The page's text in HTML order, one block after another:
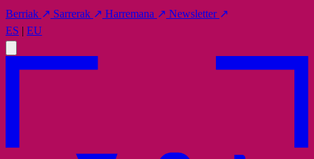
Berriak ↗ Sarrerak ↗ Harremana ↗ Newsletter ↗
ES | EU